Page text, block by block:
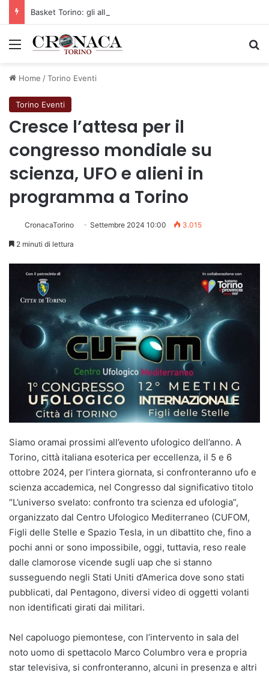
Menu
Home /Torino Eventi
Torino Eventi
Cresce l’attesa per il
congresso mondiale su
scienza, UFO e alieni in
programma a Torino
CronacaTorino Settembre 2024 10:00 3.015
2 minuti di lettura
Siamo oramai prossimi all’evento ufologico dell’anno. A
Torino, città italiana esoterica per eccellenza, il 5 e 6
ottobre 2024, per l’intera giornata, si confronteranno ufo e
scienza accademica, nel Congresso dal significativo titolo
“L’universo svelato: confronto tra scienza ed ufologia”,
organizzato dal Centro Ufologico Mediterraneo (CUFOM,
Figli delle Stelle e Spazio Tesla, in un dibattito che, fino a
pochi anni or sono impossibile, oggi, tuttavia, reso reale
dalle clamorose vicende sugli uap che si stanno
susseguendo negli Stati Uniti d’America dove sono stati
pubblicati, dal Pentagono, diversi video di oggetti volanti
non identificati girati dai militari.
Nel capoluogo piemontese, con l’intervento in sala del
noto uomo di spettacolo Marco Columbro vera e propria
star televisiva, si confronteranno, alcuni in presenza e altri